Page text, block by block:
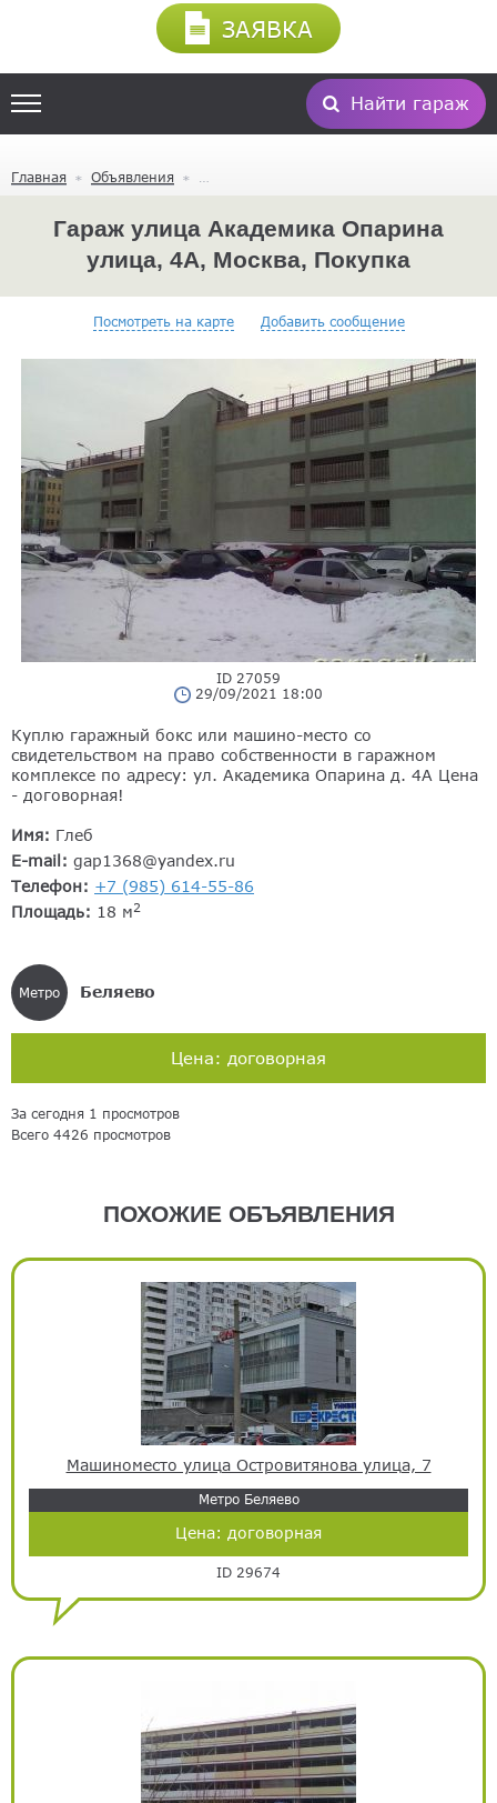
Найти гараж
ЗАЯВКА
Главная Объявления
Гараж улица Академика Опарина
улица, 4А, Москва, Покупка
Посмотреть на карте Добавить сообщение
ID 27059
29/09/2021 18:00
Куплю гаражный бокс или машино-место со
свидетельством на право собственности в гаражном
комплексе по адресу: ул. Академика Опарина д. 4А Цена
- договорная!
Имя: Глеб
E-mail: gap1368@yandex.ru
Телефон: +7 (985) 614-55-86
Площадь: 18 м2
Метро Беляево
Цена: договорная
За сегодня 1 просмотров
Всего 4426 просмотров
ПОХОЖИЕ ОБЪЯВЛЕНИЯ
Машиноместо улица Островитянова улица, 7
Метро Беляево
Цена: договорная
ID 29674